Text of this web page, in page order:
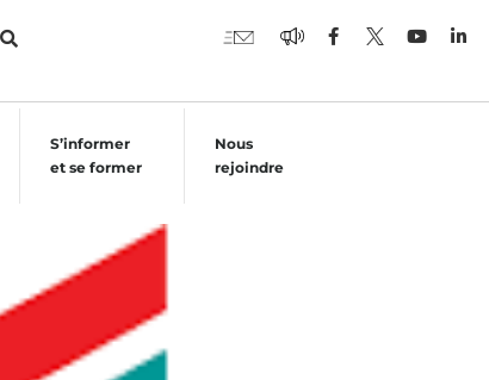
S’informer
et se former
Nous
rejoindre